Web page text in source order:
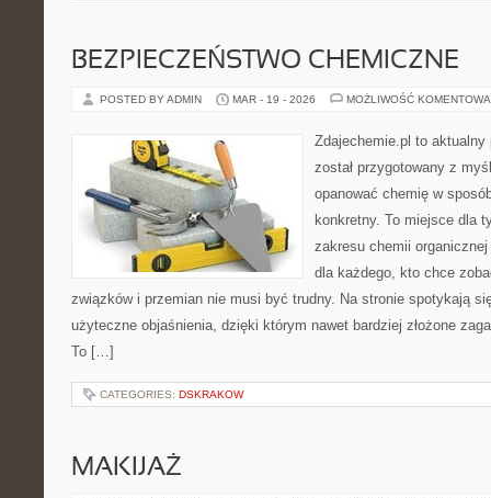
BEZPIECZEŃSTWO CHEMICZNE
POSTED BY ADMIN MAR - 19 - 2026 MOŻLIWOŚĆ
Zdajechemie.pl to
został przygotowany z
opanować chemię w
konkretny. To miejsce dla
zakresu chemii
dla każdego, kto chce
związków i przemian nie musi być trudny. Na stronie spotykają
użyteczne objaśnienia, dzięki którym nawet bardziej złożone
To […]
CATEGORIES: DSKRAKOW
MAKIJAŻ